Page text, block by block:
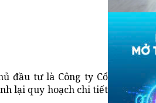
đầu tư là Công ty Cổ
lại quy hoạch chi tiết